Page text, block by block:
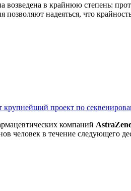
возведена в крайнюю степень:
надеяться, что
крупнейший проект по
компаний
человек в течение следующего